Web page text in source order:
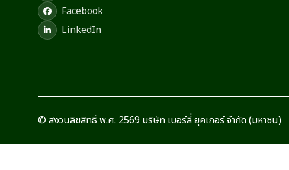
Facebook
LinkedIn
© สงวนลิขสิทธิ์ พ.ศ. 2569 บริษัท เบอร์ลี่ ยุคเกอร์ จำกัด (มหาชน)